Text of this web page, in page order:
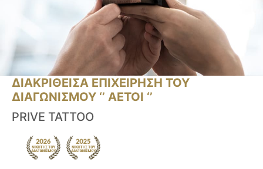
ΔΙΑΚΡΙΘΕΙΣΑ ΕΠΙΧΕΙΡΗΣΗ ΤΟΥ
ΔΙΑΓΩΝΙΣΜΟΥ ‘’ ΑΕΤΟΙ ‘’
PRIVE TATTOO